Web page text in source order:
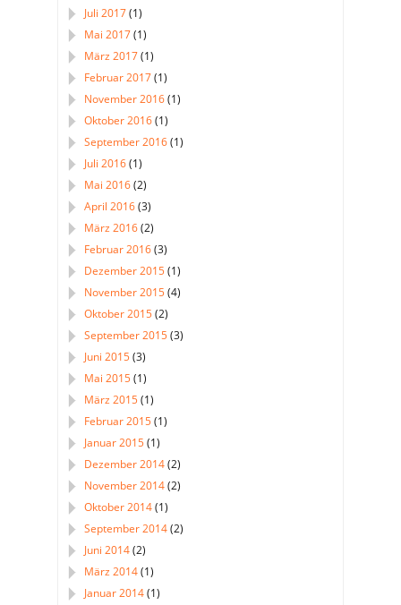
Juli 2017(1)
Mai 2017(1)
März 2017(1)
Februar 2017(1)
November 2016(1)
Oktober 2016(1)
September 2016(1)
Juli 2016(1)
Mai 2016(2)
April 2016(3)
März 2016(2)
Februar 2016(3)
Dezember 2015(1)
November 2015(4)
Oktober 2015(2)
September 2015(3)
Juni 2015(3)
Mai 2015(1)
März 2015(1)
Februar 2015(1)
Januar 2015(1)
Dezember 2014(2)
November 2014(2)
Oktober 2014(1)
September 2014(2)
Juni 2014(2)
März 2014(1)
Januar 2014(1)